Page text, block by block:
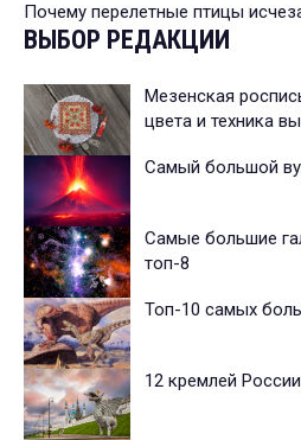
Почему перелетные птицы
ВЫБОР РЕДАКЦИИ
Мезенская
цвета и техника
Самый большой
Самые большие
топ-8
Топ-10 самых
12 кремлей России